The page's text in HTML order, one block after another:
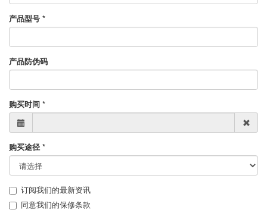
产品型号 *
产品防伪码
购买时间 *
购买途径 *
订阅我们的最新资讯
同意我们的保修条款